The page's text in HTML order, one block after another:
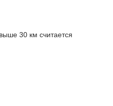
30 км считается